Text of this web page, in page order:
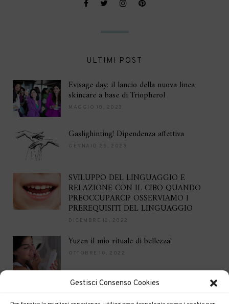
Gestisci Consenso Cookies
ULTIMI POST
Evisage day: il lancio della nuova linea
skincare a base di Triopherol
MAGGIO 18, 2023
Gaslighinting! Dipendenza affettiva
GENNAIO 25, 2023
SVILUPPO DEL LINGUAGGIO E
RELAZIONE CON IL CIBO QUANDO
PREOCCUPARCI? OSSERVIAMO I
PREREQUISITI DEL LINGUAGGIO
DICEMBRE 12, 2022
Yuzen il mio rituale di bellezza!
OTTOBRE 10, 2022
DICEMBRE 16, 2021